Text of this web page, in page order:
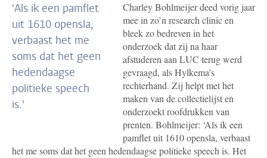
'Als ik een pamflet
uit 1610 opensla,
verbaast het me
soms dat het geen
hedendaagse
politieke speech
is.'
Charley Bohlmeijer deed vorig jaar
mee in zo’n research clinic en
bleek zo bedreven in het
onderzoek dat zij na haar
afstuderen aan LUC terug werd
gevraagd, als Hylkema’s
rechterhand. Zij helpt met het
maken van de collectielijst en
onderzoekt roofdrukken van
prenten. Bohlmeijer: ‘Als ik een
pamflet uit 1610 opensla, verbaast
het me soms dat het geen hedendaagse politieke speech is. Het